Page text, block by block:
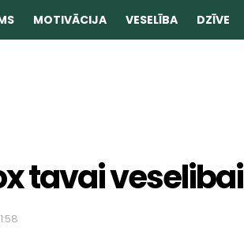
MOTIVĀCIJA VESELĪBA DZĪVE
tavai veselibai